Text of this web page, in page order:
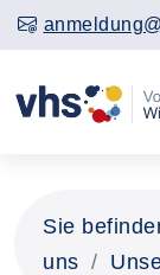
Sie
uns